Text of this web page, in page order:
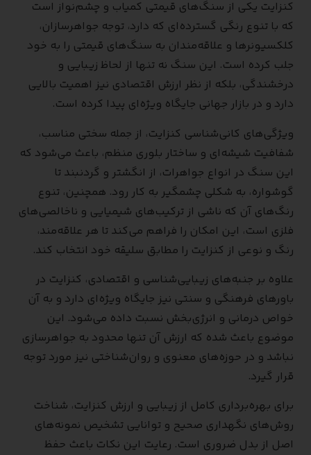
کنزایت یکی از سنگ‌های قیمتی کمیاب و چشم‌نواز است
که با تنوع رنگی گسترده‌ای که دارد، توجه جواهرسازان،
کلکسیونرها و علاقه‌مندان به سنگ‌های قیمتی را به خود
جلب کرده است. این سنگ نه تنها از لحاظ زیبایی و
درخشندگی، بلکه از نظر ارزش اقتصادی نیز اهمیت بالایی
دارد و در بازار جهانی جایگاه ویژه‌ای پیدا کرده است.
ویژگی‌های کانی‌شناسی کنزایت، از جمله سختی مناسب،
شفافیت شیشه‌ای و ساختار بلوری منظم، باعث می‌شود که
این سنگ در انواع جواهرات، از انگشتر و گردنبند تا
گوشواره، به شکلی چشمگیر به کار رود. همچنین، تنوع
رنگ‌های آن که ناشی از ترکیب‌های شیمیایی و ناخالصی‌های
فلزی است، این امکان را فراهم می‌کند تا هر علاقه‌مند،
رنگ و نوعی از کنزایت را مطابق سلیقه خود انتخاب کند.
علاوه بر جنبه‌های زیبایی‌شناسی و اقتصادی، کنزایت در
باورهای فرهنگی و سنتی نیز جایگاه ویژه‌ای دارد و به آن
خواص درمانی و انرژی‌بخش نسبت داده می‌شود. این
موضوع باعث شده که ارزش آن تنها محدود به جواهرسازی
نباشد و در حوزه‌های معنوی و روان‌شناختی نیز مورد توجه
قرار گیرد.
برای بهره‌برداری کامل از زیبایی و ارزش کنزایت، شناخت
روش‌های نگهداری صحیح و توانایی تشخیص نمونه‌های
اصل از بدل ضروری است. رعایت این نکات باعث حفظ